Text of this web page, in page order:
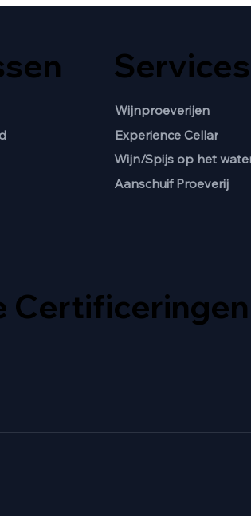
Services
Wijnproeverijen
Experience Cellar
Wijn/Spijs op het
Aanschuif Proeverij
Certificeringen